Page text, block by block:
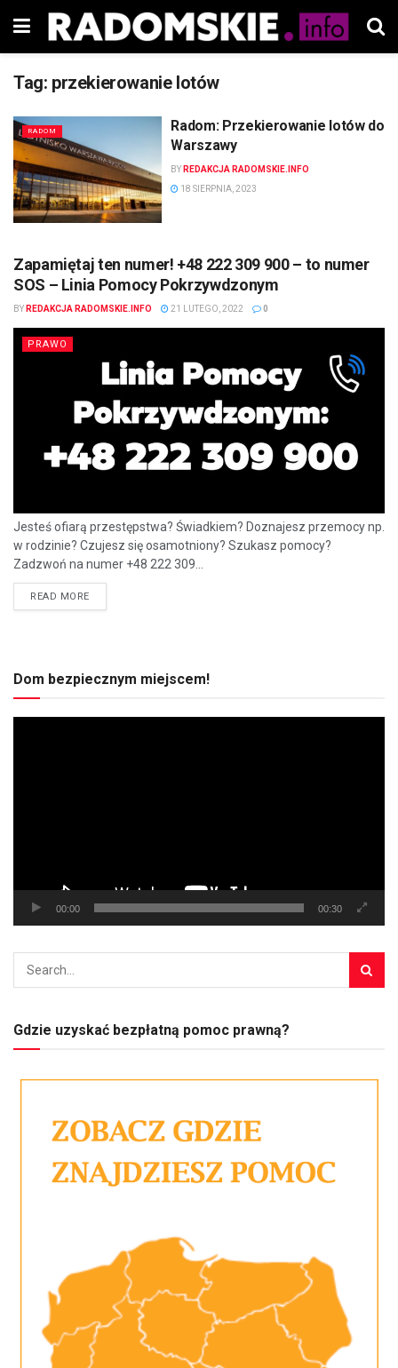
Tag: przekierowanie lotów
RADOM
Radom: Przekierowanie lotów do
Warszawy
BY REDAKCJA RADOMSKIE.INFO
18 SIERPNIA, 2023
Zapamiętaj ten numer! +48 222 309 900 – to numer
SOS – Linia Pomocy Pokrzywdzonym
BY REDAKCJA RADOMSKIE.INFO 21 LUTEGO, 2022 0
PRAWO
Jesteś ofiarą przestępstwa? Świadkiem? Doznajesz przemocy np.
w rodzinie? Czujesz się osamotniony? Szukasz pomocy?
Zadzwoń na numer +48 222 309...
READ MORE
Dom bezpiecznym miejscem!
00:00 00:30
Gdzie uzyskać bezpłatną pomoc prawną?